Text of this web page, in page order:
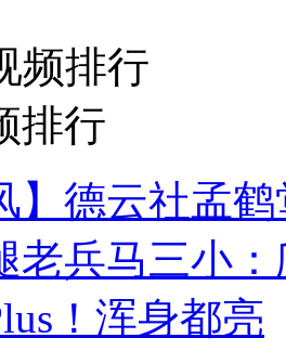
频排行
排行
】德云社孟
老兵马三小
！浑身都亮